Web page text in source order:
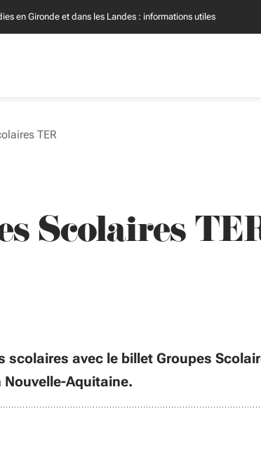
Incendies : entreprises, contacts et démarches
TER
Scolaires
scolaires avec le billet Groupes
Nouvelle-Aquitaine.